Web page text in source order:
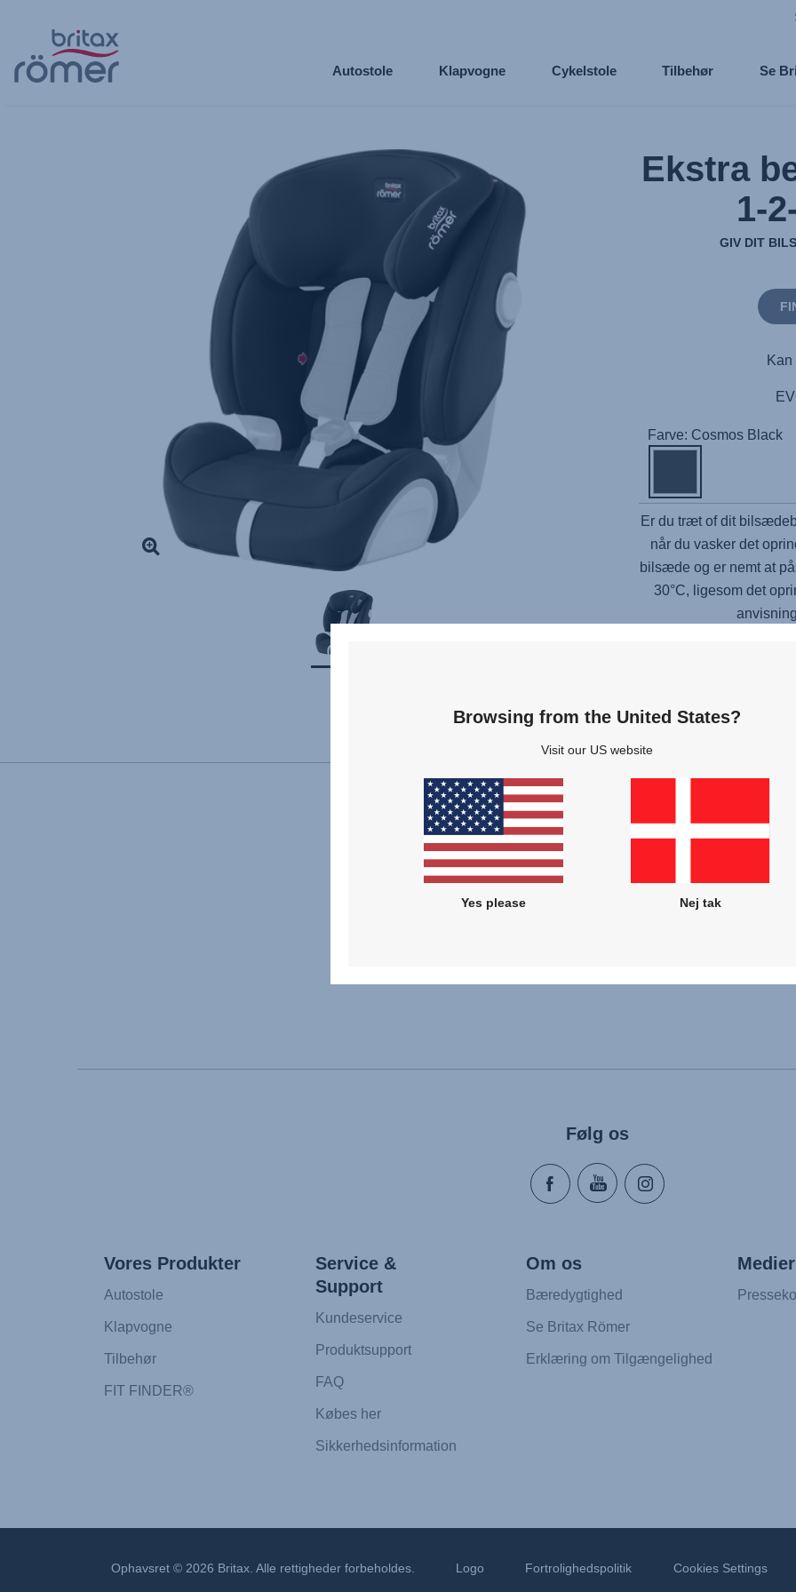
Spring
til
Autostole Klapvogne Cykelstole Tilbehør Se
Ekstra
1-
GIV DIT
Farve: Cosmos Black
Er du træt of dit
når du vasker det
bilsæde og er nemt at
30°C, ligesom det
Tilknyttede produkter
Tilknyttede produkter
Følg os
Vores Produkter
Autostole
Klapvogne
Tilbehør
FIT FINDER®
Service &
Support
Kundeservice
Produktsupport
FAQ
Købes her
Sikkerhedsinformation
Om os
Bæredygtighed
Se Britax Römer
Erklæring om Tilgængelighed
Ophavsret © 2026 Britax. Alle rettigheder forbeholdes. Logo Fortrolighedspolitik Cookies Settings
Browsing from the United States?
Visit our US website
Yes please Nej tak